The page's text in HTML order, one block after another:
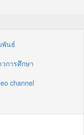
พันธ์
การศึกษา
channel